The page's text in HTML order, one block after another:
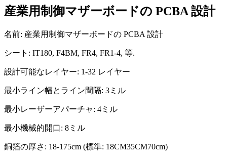
産業用制御マザーボードの PCBA 設計
名前: 産業用制御マザーボードの PCBA 設計
シート: IT180, F4BM, FR4, FR1-4, 等.
設計可能なレイヤー: 1-32 レイヤー
最小ライン幅とライン間隔: 3ミル
最小レーザーアパーチャ: 4ミル
最小機械的開口: 8ミル
銅箔の厚さ: 18-175cm (標準: 18CM35CM70cm)